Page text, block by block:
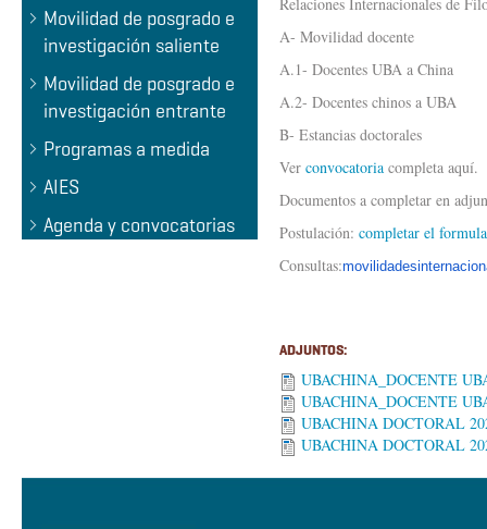
Movilidad de posgrado e
investigación saliente
Movilidad de posgrado e
investigación entrante
Programas a medida
AIES
Agenda y convocatorias
A- Movilidad docente
A.1- Docentes UBA a China
A.2- Docentes chinos a UBA
B- Estancias doctorales
Ver convocatoria completa aquí.
Documentos a completar en
Postulación: completar el
Consultas:
ADJUNTOS:
UBACHINA_DOCENTE
UBACHINA_DOCENTE
UBACHINA DOCTORAL
UBACHINA DOCTORAL